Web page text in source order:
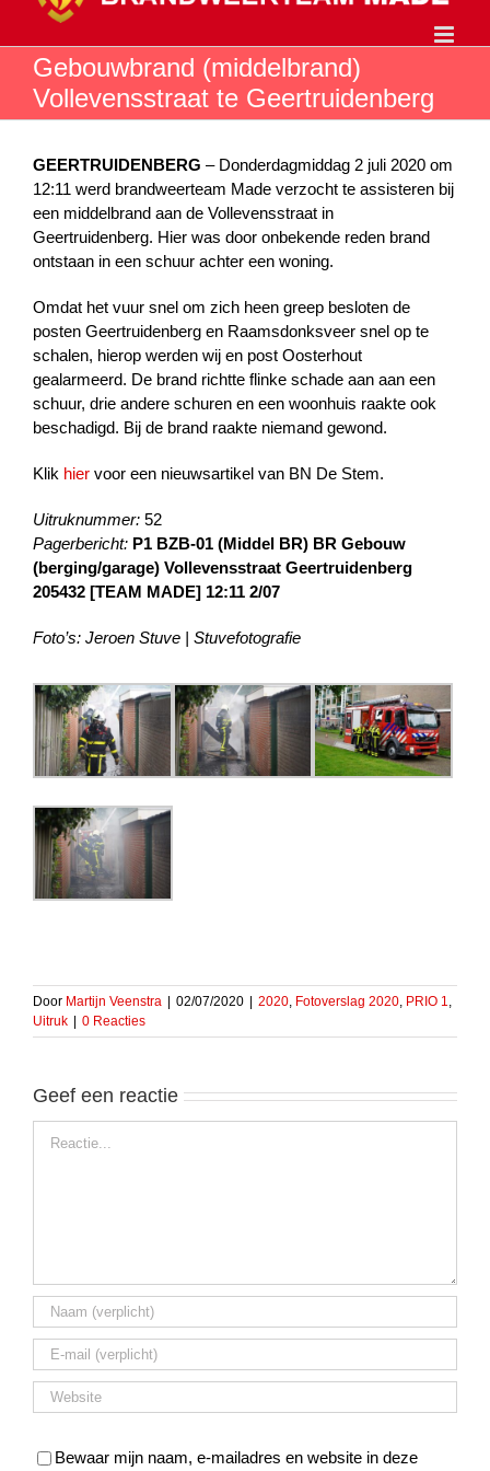
inhoudGebouwbrand (middelbrand)
Vollevensstraat te Geertruidenberg
GEERTRUIDENBERG – Donderdagmiddag 2 juli 2020 om
12:11 werd brandweerteam Made verzocht te assisteren bij
een middelbrand aan de Vollevensstraat in
Geertruidenberg. Hier was door onbekende reden brand
ontstaan in een schuur achter een woning.
Omdat het vuur snel om zich heen greep besloten de
posten Geertruidenberg en Raamsdonksveer snel op te
schalen, hierop werden wij en post Oosterhout
gealarmeerd. De brand richtte flinke schade aan aan een
schuur, drie andere schuren en een woonhuis raakte ook
beschadigd. Bij de brand raakte niemand gewond.
Klik hier voor een nieuwsartikel van BN De Stem.
Uitruknummer: 52
Pagerbericht: P1 BZB-01 (Middel BR) BR Gebouw
(berging/garage) Vollevensstraat Geertruidenberg
205432 [TEAM MADE] 12:11 2/07
Foto’s: Jeroen Stuve | Stuvefotografie
Door Martijn Veenstra | 02/07/2020 | 2020 Fotoverslag 2020 PRIO 1
Uitruk | 0 Reacties
Geef een reactie
Bewaar mijn naam, e-mailadres en website in deze